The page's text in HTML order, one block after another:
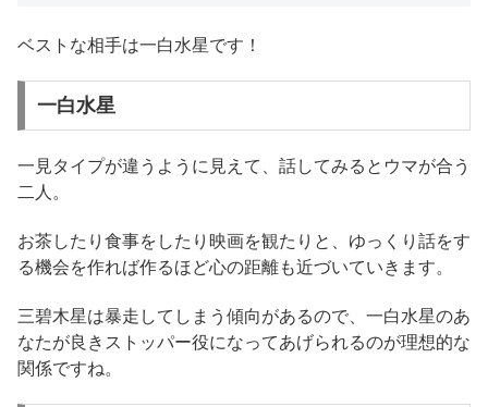
ベストな相手は一白水星です！
一白水星
一見タイプが違うように見えて、話してみるとウマが合う
二人。
お茶したり食事をしたり映画を観たりと、ゆっくり話をす
る機会を作れば作るほど心の距離も近づいていきます。
三碧木星は暴走してしまう傾向があるので、一白水星のあ
なたが良きストッパー役になってあげられるのが理想的な
関係ですね。